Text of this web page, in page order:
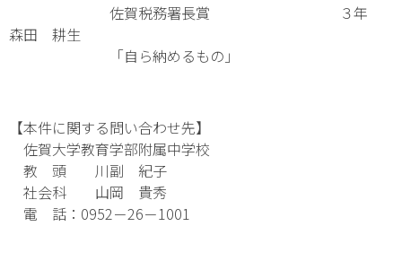
佐賀税務署長賞 ３年
森田 耕生
「自ら納めるもの」
【本件に関する問い合わせ先】
佐賀大学教育学部附属中学校
教 頭 川副 紀子
社会科 山岡 貴秀
電 話：0952－26－1001